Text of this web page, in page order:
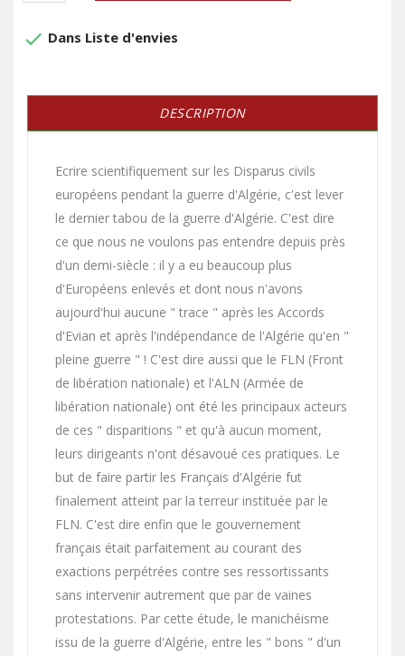
done Dans Liste d'envies
DESCRIPTION
Ecrire scientifiquement sur les Disparus civils
européens pendant la guerre d'Algérie, c'est lever
le dernier tabou de la guerre d'Algérie. C'est dire
ce que nous ne voulons pas entendre depuis près
d'un demi-siècle : il y a eu beaucoup plus
d'Européens enlevés et dont nous n'avons
aujourd'hui aucune " trace " après les Accords
d'Evian et après l'indépendance de l'Algérie qu'en "
pleine guerre " ! C'est dire aussi que le FLN (Front
de libération nationale) et l'ALN (Armée de
libération nationale) ont été les principaux acteurs
de ces " disparitions " et qu'à aucun moment,
leurs dirigeants n'ont désavoué ces pratiques. Le
but de faire partir les Français d'Algérie fut
finalement atteint par la terreur instituée par le
FLN. C'est dire enfin que le gouvernement
français était parfaitement au courant des
exactions perpétrées contre ses ressortissants
sans intervenir autrement que par de vaines
protestations. Par cette étude, le manichéisme
issu de la guerre d'Algérie, entre les " bons " d'un